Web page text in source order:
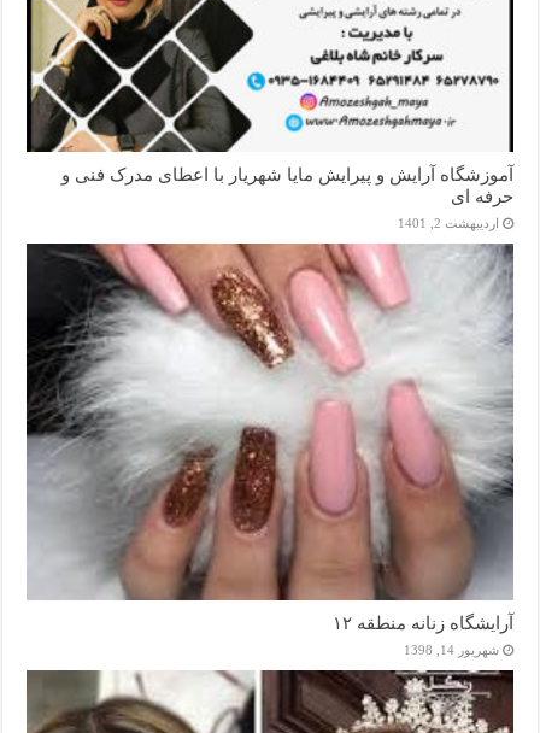
آموزشگاه آرایش و پیرایش مایا شهریار با اعطای مدرک فنی و
حرفه ای
اردیبهشت 2, 1401
آرایشگاه زنانه منطقه ۱۲
شهریور 14, 1398